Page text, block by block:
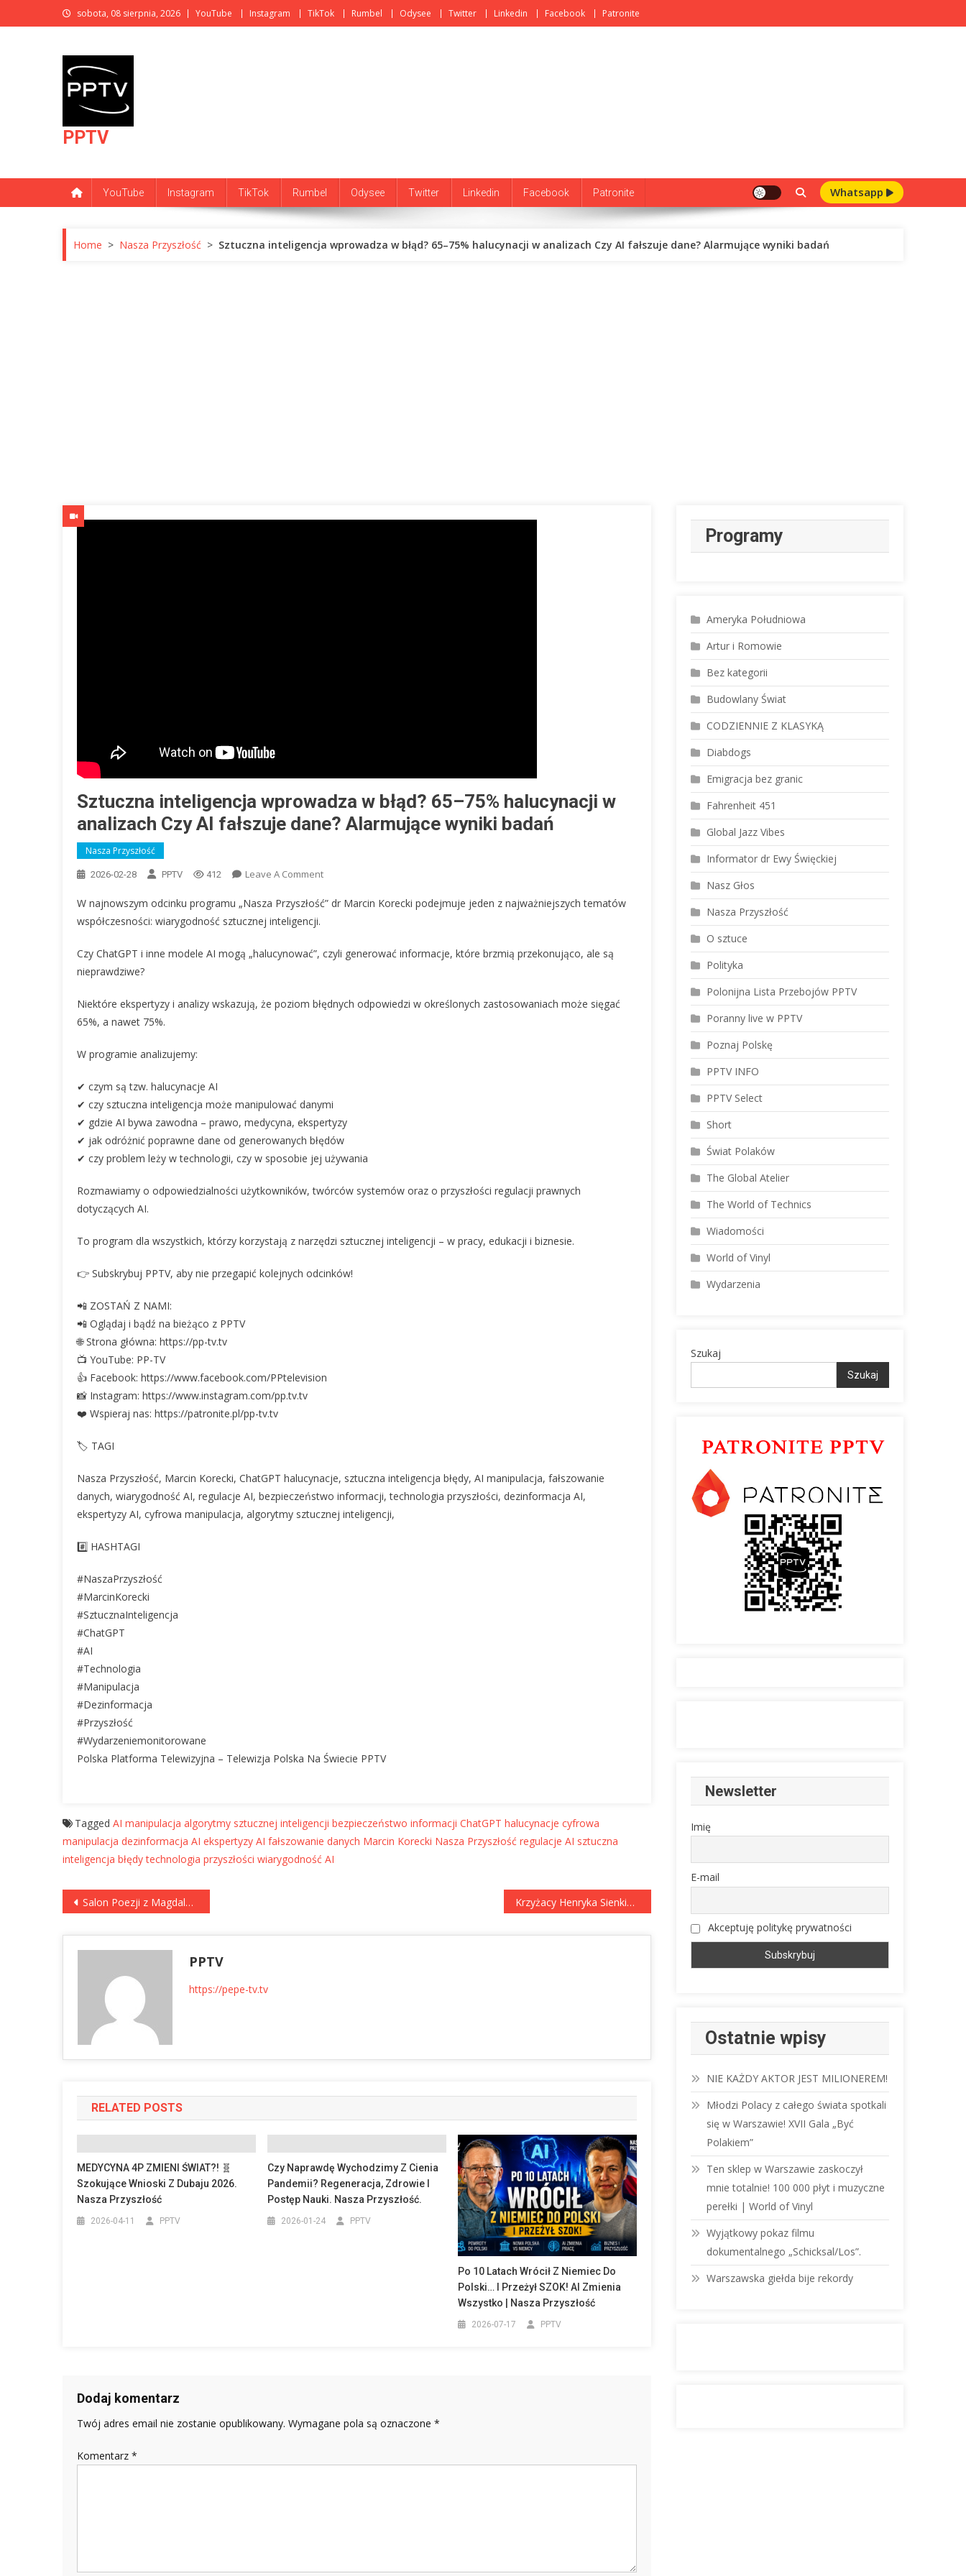
to
sobota, 08 sierpnia, 2026 YouTube Instagram TikTok Rumbel Odysee Twitter Linkedin Facebook Patronite
PPTV
YouTube Instagram TikTok Rumbel Odysee Twitter Linkedin Facebook Patronite Whatsapp
Home > Nasza Przyszłość > Sztuczna inteligencja wprowadza w błąd? 65–75% halucynacji w analizach Czy AI fałszuje dane? Alarmujące wyniki badań
Sztuczna inteligencja wprowadza w błąd? 65–75% halucynacji w
analizach Czy AI fałszuje dane? Alarmujące wyniki badań
Nasza Przyszłość
2026-02-28 PPTV 412 Leave A CommentOn
Inteligencja
Błąd?
Halucynacji
Dane?
Alarmujące
Wyniki
Badań
W najnowszym odcinku programu „Nasza Przyszłość” dr Marcin Korecki podejmuje jeden z najważniejszych tematów
współczesności: wiarygodność sztucznej inteligencji.
Czy ChatGPT i inne modele AI mogą „halucynować”, czyli generować informacje, które brzmią przekonująco, ale są
nieprawdziwe?
Niektóre ekspertyzy i analizy wskazują, że poziom błędnych odpowiedzi w określonych zastosowaniach może sięgać
65%, a nawet 75%.
W programie analizujemy:
✔ czym są tzw. halucynacje AI
✔ czy sztuczna inteligencja może manipulować danymi
✔ gdzie AI bywa zawodna – prawo, medycyna, ekspertyzy
✔ jak odróżnić poprawne dane od generowanych błędów
✔ czy problem leży w technologii, czy w sposobie jej używania
Rozmawiamy o odpowiedzialności użytkowników, twórców systemów oraz o przyszłości regulacji prawnych
dotyczących AI.
To program dla wszystkich, którzy korzystają z narzędzi sztucznej inteligencji – w pracy, edukacji i biznesie.
👉 Subskrybuj PPTV, aby nie przegapić kolejnych odcinków!
📲 ZOSTAŃ Z NAMI:
📲 Oglądaj i bądź na bieżąco z PPTV
🌐 Strona główna: https://pp-tv.tv
📺 YouTube: PP-TV
👍 Facebook: https://www.facebook.com/PPtelevision
📸 Instagram: https://www.instagram.com/pp.tv.tv
❤️ Wspieraj nas: https://patronite.pl/pp-tv.tv
🏷 TAGI
Nasza Przyszłość, Marcin Korecki, ChatGPT halucynacje, sztuczna inteligencja błędy, AI manipulacja, fałszowanie
danych, wiarygodność AI, regulacje AI, bezpieczeństwo informacji, technologia przyszłości, dezinformacja AI,
ekspertyzy AI, cyfrowa manipulacja, algorytmy sztucznej inteligencji,
#️⃣ HASHTAGI
#NaszaPrzyszłość
#MarcinKorecki
#SztucznaInteligencja
#ChatGPT
#AI
#Technologia
#Manipulacja
#Dezinformacja
#Przyszłość
#Wydarzeniemonitorowane
Polska Platforma Telewizyjna – Telewizja Polska Na Świecie PPTV
Tagged AI manipulacja algorytmy sztucznej inteligencji bezpieczeństwo informacji ChatGPT halucynacje cyfrowa
manipulacja dezinformacja AI ekspertyzy AI fałszowanie danych Marcin Korecki Nasza Przyszłość regulacje AI sztuczna
inteligencja błędy technologia przyszłości wiarygodność AI
Nawigacja
Salon Poezji z Magdaleną Zawadzką w Ambasadzie RP w Berlinie Krzyżacy Henryka Sienkiewicza – ZACZYNAMY! Odcinek 1 | Codziennie z Klasyką PPTV
PPTV
https://pepe-tv.tv
RELATED POSTS
MEDYCYNA 4P ZMIENI ŚWIAT?! 🧬
Szokujące Wnioski Z Dubaju 2026.
Nasza Przyszłość
2026-04-11 PPTV
Czy Naprawdę Wychodzimy Z Cienia
Pandemii? Regeneracja, Zdrowie I
Postęp Nauki. Nasza Przyszłość.
2026-01-24 PPTV
Po 10 Latach Wrócił Z Niemiec Do
Polski… I Przeżył SZOK! AI Zmienia
Wszystko | Nasza Przyszłość
2026-07-17 PPTV
Dodaj komentarz
Twój adres email nie zostanie opublikowany. Wymagane pola są oznaczone *
Komentarz *
Programy
Ameryka Południowa
Artur i Romowie
Bez kategorii
Budowlany Świat
CODZIENNIE Z KLASYKĄ
Diabdogs
Emigracja bez granic
Fahrenheit 451
Global Jazz Vibes
Informator dr Ewy Święckiej
Nasz Głos
Nasza Przyszłość
O sztuce
Polityka
Polonijna Lista Przebojów PPTV
Poranny live w PPTV
Poznaj Polskę
PPTV INFO
PPTV Select
Short
Świat Polaków
The Global Atelier
The World of Technics
Wiadomości
World of Vinyl
Wydarzenia
Szukaj
Szukaj
Newsletter
Imię
E-mail
Akceptuję politykę prywatności
Ostatnie wpisy
NIE KAŻDY AKTOR JEST MILIONEREM!
Młodzi Polacy z całego świata spotkali
się w Warszawie! XVII Gala „Być
Polakiem”
Ten sklep w Warszawie zaskoczył
mnie totalnie! 100 000 płyt i muzyczne
perełki | World of Vinyl
Wyjątkowy pokaz filmu
dokumentalnego „Schicksal/Los”.
Warszawska giełda bije rekordy